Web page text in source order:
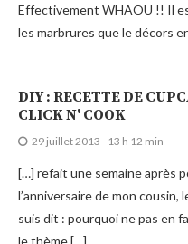
Effectivement WHAOU !! Il
les marbrures que le décors
DIY : RECETTE DE
CLICK N' COOK
29 juillet 2013 - 13 h 12 min
[…] refait une semaine après
l’anniversaire de mon
suis dit : pourquoi ne pas en
le thème […]